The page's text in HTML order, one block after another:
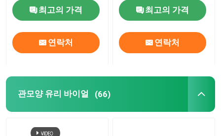
저희와 연락
최고의 가격
연락처
최고의 가격
연락처
관모양 유리 바이얼 (66)